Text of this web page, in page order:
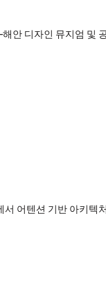
안 디자인 뮤지엄 및
어텐션 기반 아키텍